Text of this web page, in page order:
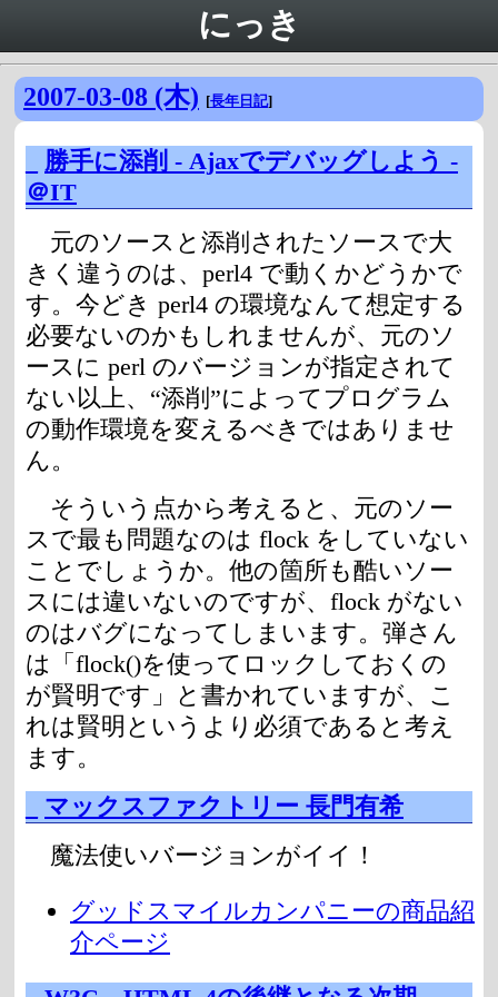
にっき
2007-03-08 (木) [長年日記]
勝手に添削 - Ajaxでデバッグしよう -
＠IT
元のソースと添削されたソースで大
きく違うのは、perl4 で動くかどうかで
す。今どき perl4 の環境なんて想定する
必要ないのかもしれませんが、元のソ
ースに perl のバージョンが指定されて
ない以上、“添削”によってプログラム
の動作環境を変えるべきではありませ
ん。
そういう点から考えると、元のソー
スで最も問題なのは flock をしていない
ことでしょうか。他の箇所も酷いソー
スには違いないのですが、flock がない
のはバグになってしまいます。弾さん
は「flock()を使ってロックしておくの
が賢明です」と書かれていますが、こ
れは賢明というより必須であると考え
ます。
マックスファクトリー 長門有希
魔法使いバージョンがイイ！
グッドスマイルカンパニーの商品紹
介ページ